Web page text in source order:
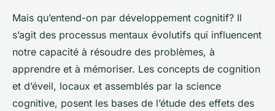
Mais qu’entend-on par développement cognitif? Il
s’agit des processus mentaux évolutifs qui influencent
notre capacité à résoudre des problèmes, à
apprendre et à mémoriser. Les concepts de cognition
et d’éveil, locaux et assemblés par la science
cognitive, posent les bases de l’étude des effets des